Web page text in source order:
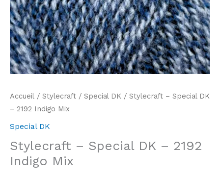
Accueil / Stylecraft / Special DK / Stylecraft – Special DK
– 2192 Indigo Mix
Special DK
Stylecraft – Special DK – 2192
Indigo Mix